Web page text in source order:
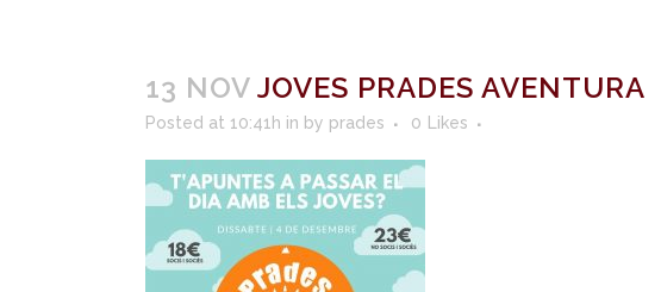
13 NOV JOVES PRADES AVENTURA
Posted at 10:41h in by prades 0 Likes